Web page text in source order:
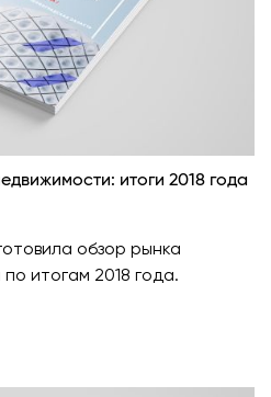
итоги 2018 года
обзор рынка
итогам 2018 года.